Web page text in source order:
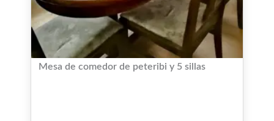
Mesa de comedor de peteribi y 5 sillas